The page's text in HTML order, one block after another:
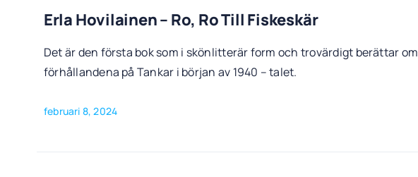
Erla Hovilainen – Ro, Ro Till Fiskeskär
Det är den första bok som i skönlitterär form och trovärdigt berättar om
förhållandena på Tankar i början av 1940 – talet.
februari 8, 2024